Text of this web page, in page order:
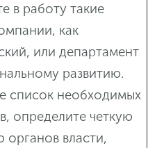
в работу такие
как
или департамент
развитию.
список необходимых
определите четкую
органов власти,